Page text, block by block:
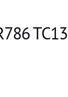
TC13